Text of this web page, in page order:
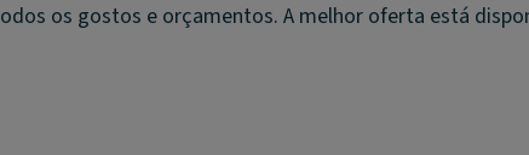
os gostos e orçamentos. A melhor oferta está